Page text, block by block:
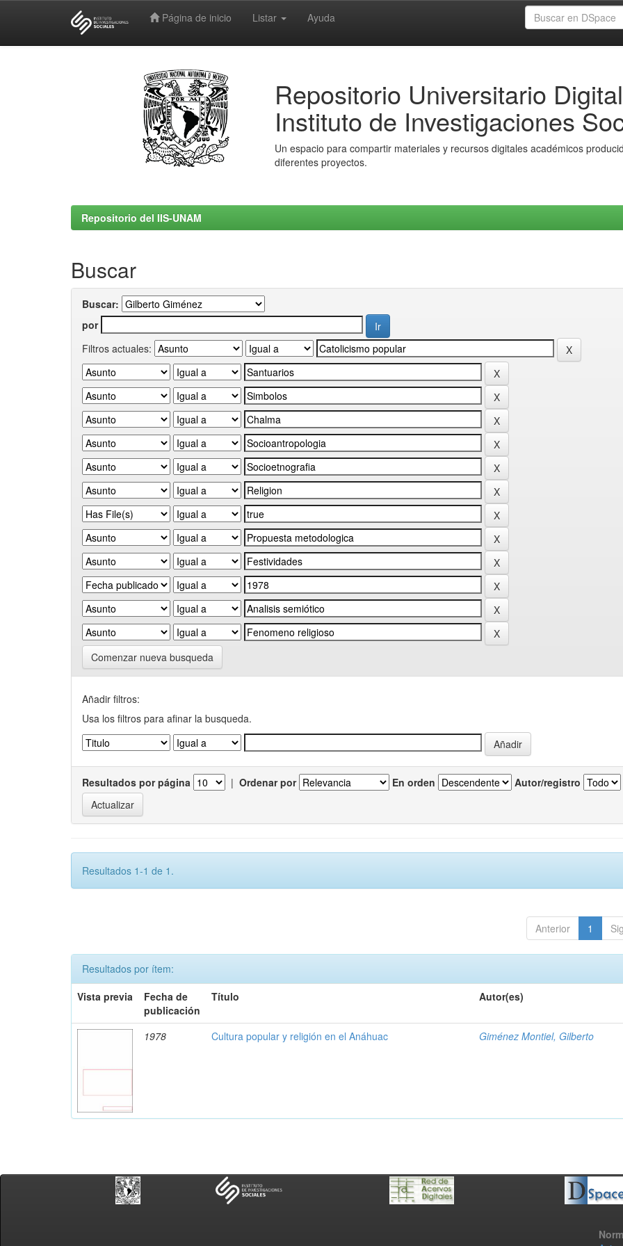
Página de inicio Listar Ayuda
Repositorio Universitario Digital
Instituto de Investigaciones
Un espacio para compartir materiales y recursos digitales académicos
diferentes proyectos.
Repositorio del IIS-UNAM
Buscar
Buscar:
por
Filtros actuales:
Comenzar nueva busqueda
Añadir filtros:
Usa los filtros para afinar la busqueda.
Resultados por página | Ordenar por En orden Autor/registro
Resultados 1-1 de 1.
Anterior 1
Resultados por ítem:
Vista previa
Fecha de
publicación
Título Autor(es)
1978 Cultura popular y religión en el Anáhuac Giménez Montiel, Gilberto